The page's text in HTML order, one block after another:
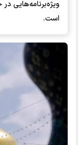
ویژه‌برنامه‌هایی
است.